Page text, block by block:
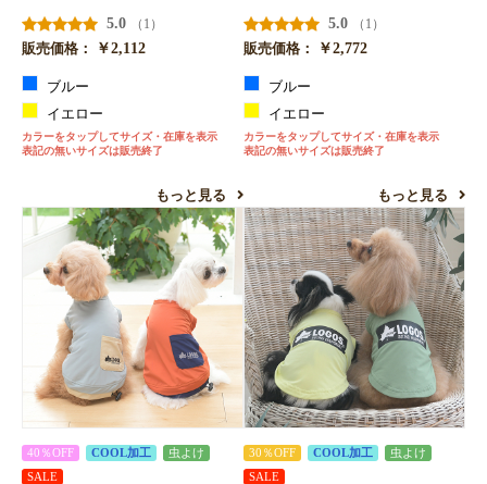
5.0
（1）
販売価格：
￥2,112
ブルー
イエロー
カラーをタップしてサイズ・在庫を表示
表記の無いサイズは販売終了
もっと見る
5.0
（1）
販売価格：
￥2,772
ブルー
イエロー
カラーをタップしてサイズ・在庫を表示
表記の無いサイズは販売終了
もっと見る
40％OFF COOL加工
虫よけ
SALE
30％OFF COOL加工
虫よけ
SALE